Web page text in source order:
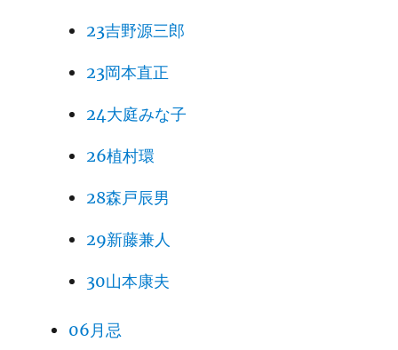
23吉野源三郎
23岡本直正
24大庭みな子
26植村環
28森戸辰男
29新藤兼人
30山本康夫
06月忌